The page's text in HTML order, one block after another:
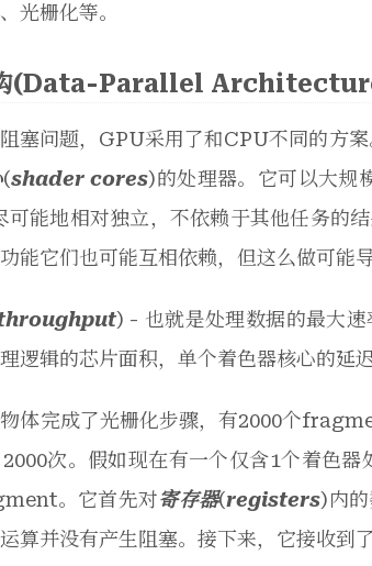
光栅化等。
构(Data-Parallel
塞问题，GPU采用了和CPU不同的方
(shader cores)的处理器。它可以大规
可能地相对独立，不依赖于其他任务的
能它们也可能互相依赖，但这么做可能导
) - 也就是处理数据的最大
逻辑的芯片面积，单个着色器核心的延
体完成了光栅化步骤，有2000个
次。假如现在有一个仅含1个着色
。它首先对寄存器(registers)内
算并没有产生阻塞。接下来，它接收到